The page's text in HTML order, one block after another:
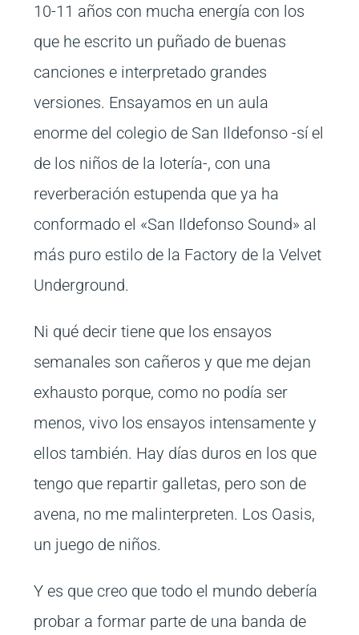
10-11 años con mucha energía con los
que he escrito un puñado de buenas
canciones e interpretado grandes
versiones. Ensayamos en un aula
enorme del colegio de San Ildefonso -sí el
de los niños de la lotería-, con una
reverberación estupenda que ya ha
conformado el «San Ildefonso Sound» al
más puro estilo de la Factory de la Velvet
Underground.
Ni qué decir tiene que los ensayos
semanales son cañeros y que me dejan
exhausto porque, como no podía ser
menos, vivo los ensayos intensamente y
ellos también. Hay días duros en los que
tengo que repartir galletas, pero son de
avena, no me malinterpreten. Los Oasis,
un juego de niños.
Y es que creo que todo el mundo debería
probar a formar parte de una banda de